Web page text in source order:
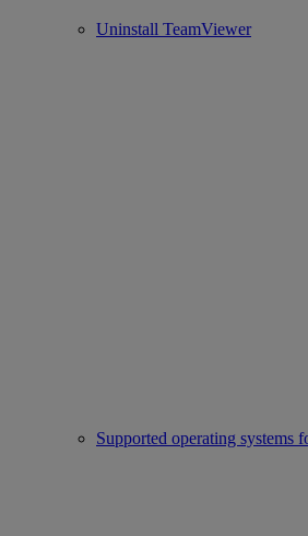
Uninstall TeamViewer
Supported operating systems